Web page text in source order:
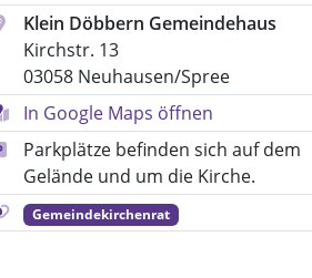
Klein Döbbern Gemeindehaus
Kirchstr. 13
03058 Neuhausen/Spree
In Google Maps öffnen
Parkplätze befinden sich auf dem
Gelände und um die Kirche.
Gemeindekirchenrat